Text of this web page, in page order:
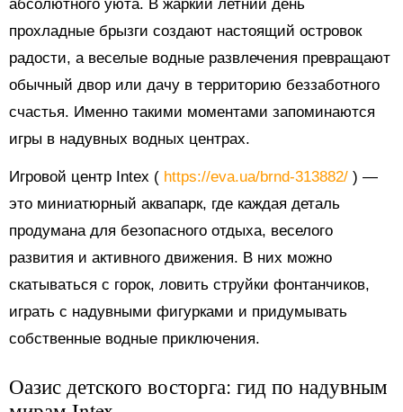
абсолютного уюта. В жаркий летний день
прохладные брызги создают настоящий островок
радости, а веселые водные развлечения превращают
обычный двор или дачу в территорию беззаботного
счастья. Именно такими моментами запоминаются
игры в надувных водных центрах.
Игровой центр Intex ( https://eva.ua/brnd-313882/ ) —
это миниатюрный аквапарк, где каждая деталь
продумана для безопасного отдыха, веселого
развития и активного движения. В них можно
скатываться с горок, ловить струйки фонтанчиков,
играть с надувными фигурками и придумывать
собственные водные приключения.
Оазис детского восторга: гид по надувным